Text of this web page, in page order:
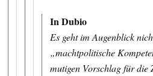
In Dubio
Es geht im Augenblick
„machtpolitische
mutigen Vorschlag für die